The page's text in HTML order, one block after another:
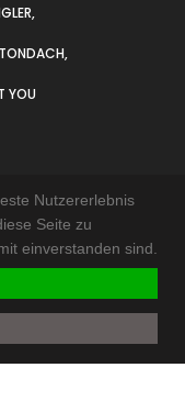
TONDACH
YOU
Nutzererlebnis
Seite zu
einverstanden sind.